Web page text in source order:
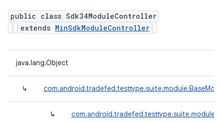
public class Sdk34ModuleController
extends MinSdkModuleController
java.lang.Object
↳
↳